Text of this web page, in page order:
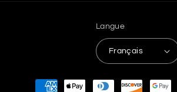
Langue
Français
Moyens